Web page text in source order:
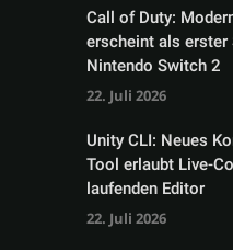
Call of Duty:
erscheint als
Nintendo Switch 2
22. Juli 2026
Unity CLI: Neues
Tool erlaubt Live-
laufenden Editor
22. Juli 2026